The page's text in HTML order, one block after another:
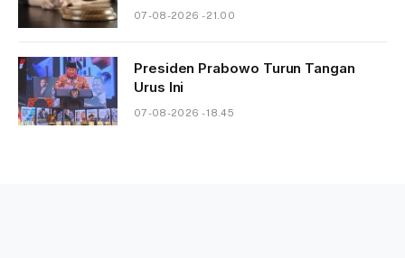
07-08-2026 - 21.00
Presiden Prabowo Turun Tangan
Urus Ini
07-08-2026 - 18.45